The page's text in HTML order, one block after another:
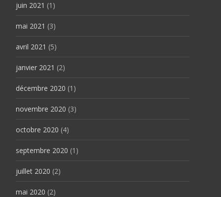
juin 2021 (1)
mai 2021 (3)
avril 2021 (5)
janvier 2021 (2)
décembre 2020 (1)
novembre 2020 (3)
octobre 2020 (4)
septembre 2020 (1)
juillet 2020 (2)
mai 2020 (2)